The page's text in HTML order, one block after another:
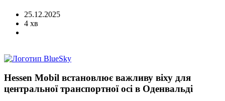
25.12.2025
4 хв
Hessen Mobil встановлює важливу віху для
центральної транспортної осі в Оденвальді